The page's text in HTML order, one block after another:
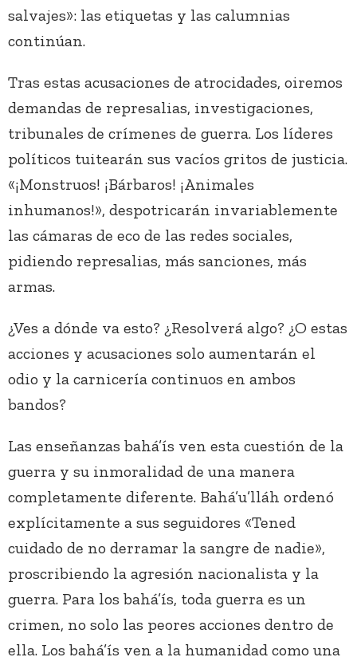
salvajes»: las etiquetas y las calumnias
continúan.
Tras estas acusaciones de atrocidades, oiremos
demandas de represalias, investigaciones,
tribunales de crímenes de guerra. Los líderes
políticos tuitearán sus vacíos gritos de justicia.
«¡Monstruos! ¡Bárbaros! ¡Animales
inhumanos!», despotricarán invariablemente
las cámaras de eco de las redes sociales,
pidiendo represalias, más sanciones, más
armas.
¿Ves a dónde va esto? ¿Resolverá algo? ¿O estas
acciones y acusaciones solo aumentarán el
odio y la carnicería continuos en ambos
bandos?
Las enseñanzas bahá’ís ven esta cuestión de la
guerra y su inmoralidad de una manera
completamente diferente. Bahá’u’lláh ordenó
explícitamente a sus seguidores «Tened
cuidado de no derramar la sangre de nadie»,
proscribiendo la agresión nacionalista y la
guerra. Para los bahá’ís, toda guerra es un
crimen, no solo las peores acciones dentro de
ella. Los bahá’ís ven a la humanidad como una